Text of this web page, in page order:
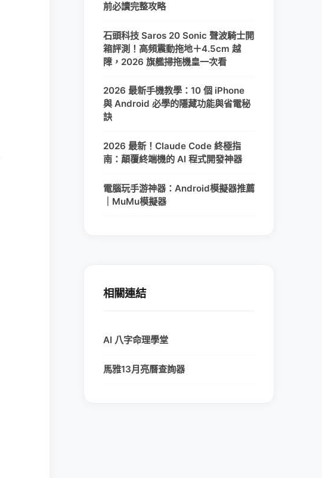
前必讀完整攻略
石頭科技 Saros 20 Sonic 聲波騎士開
箱評測！高頻震動拖地＋4.5cm 越
障，2026 旗艦掃拖機皇一次看
2026 最新手機教學：10 個 iPhone
與 Android 必學的隱藏功能與省電秘
訣
2026 最新！Claude Code 終極指
南：顛覆終端機的 AI 程式開發神器
電腦玩手游神器：Android模擬器推薦
｜MuMu模擬器
相關連結
AI 八字命理學堂
馬雅13月亮曆查詢器